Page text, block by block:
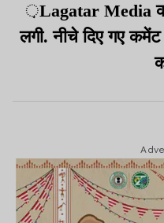
़Lagatar Media
लगी. नीचे दिए गए